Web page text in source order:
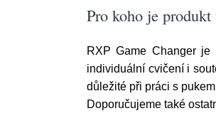
Pro koho je produkt
RXP Game Changer
individuální cvičení i
důležité při práci s
Doporučujeme také